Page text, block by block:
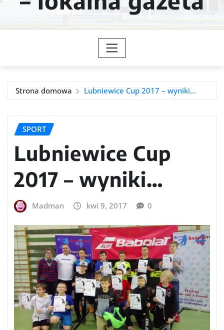
Strona domowa Lubniewice Cup 2017 – wyniki…
SPORT
Lubniewice Cup
2017 – wyniki…
Madman kwi 9, 2017 0